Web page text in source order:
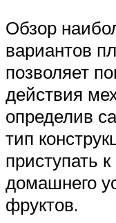
Обзор
вариантов
позволяет
действия
определив
тип
приступать
домашнего
фруктов.